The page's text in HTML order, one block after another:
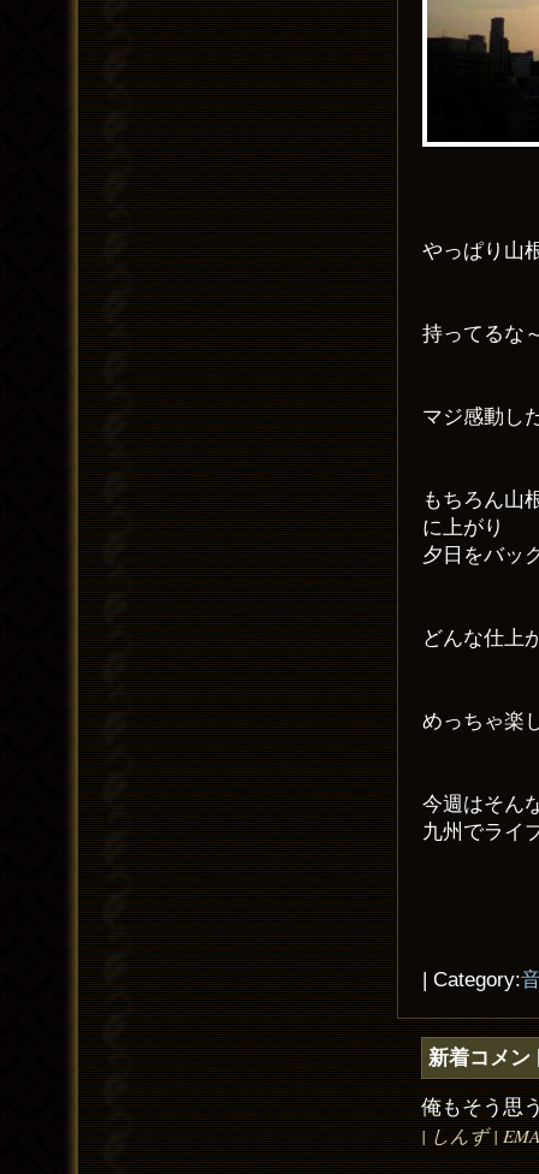
やっぱり山
持ってるな
マジ感動し
もちろん山
に上がり
夕日をバッ
どんな仕上
めっちゃ楽
今週はそん
九州でライ
| Category:
新着コメン
俺もそう思
| しんず |